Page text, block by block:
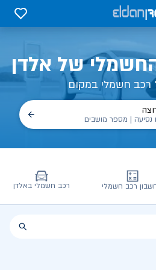
0
של אלדן
רכב חשמלי במקום
נסיעה | מספר מושבים
רכב חשמלי רכב חשמלי באלדן
וכל מה שכדי לדעת | אלדן